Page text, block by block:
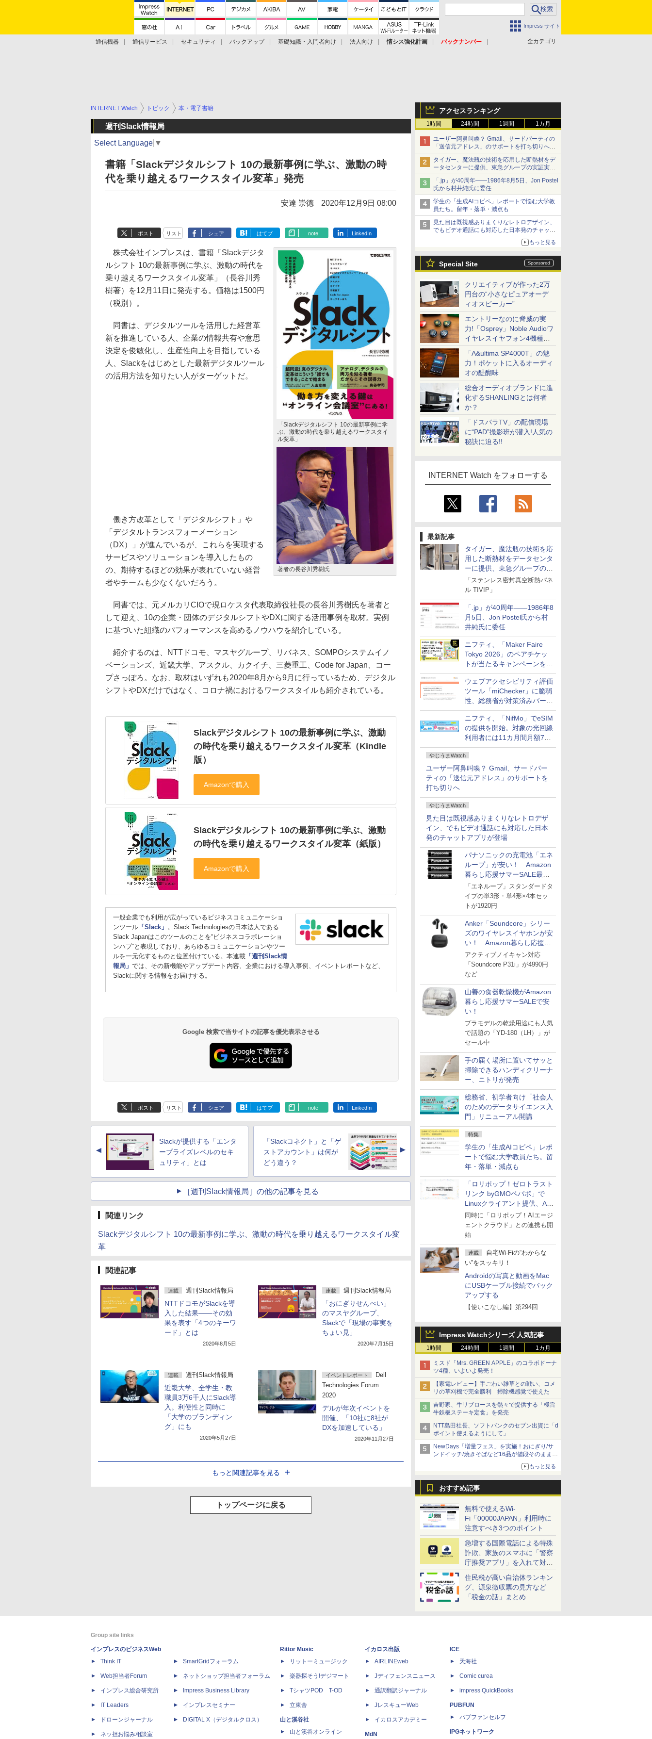
Impress サイト
全カテゴリ
通信機器 通信サービス セキュリティ バックアップ 基礎知識・入門者向け 法人向け 情シス強化計画
バックナンバー
アクセスランキング
1時間 24時間 1週間 1カ月
ユーザー阿鼻叫喚？ Gmail、サードパーティの
「送信元アドレス」のサポートを打ち切りへ
【やじうまWatch】
タイガー、魔法瓶の技術を応用した断熱材をデ
ータセンターに提供、東急グループの実証実験
で 「ステンレス密封真空断熱パネル TIVIP」
「.jp」が40周年――1986年8月5日、Jon Postel
氏から村井純氏に委任
学生の「生成AIコピペ」レポートで悩む大学教
員たち。留年・落単・減点も
見た目は既視感ありまくりなレトロデザイン、
でもビデオ通話にも対応した日本発のチャット
もっと見る
Special Site
クリエイティブが作った2万
円台の“小さなピュアオーデ
ィオスピーカー”
エントリーなのに脅威の実
力!「Osprey」Noble Audioワ
イヤレスイヤフォン4機種を
一気に聴く
「A&ultima SP4000T」の魅
力！ポケットに入るオーディ
オの醍醐味
総合オーディオブランドに進
化するSHANLINGとは何者
か？
「ドスパラTV」の配信現場
に“PAD”撮影班が潜入!人気の
秘訣に迫る!!
INTERNET Watch をフォローする
最新記事
タイガー、魔法瓶の技術を応
用した断熱材をデータセンタ
ーに提供、東急グループの実
証実験で
「ステンレス密封真空断熱パネ
ル TIVIP」
「.jp」が40周年――1986年8
月5日、Jon Postel氏から村
井純氏に委任
ニフティ、「Maker Faire
Tokyo 2026」のペアチケッ
トが当たるキャンペーンをX
で実施。8月16日まで
ウェブアクセシビリティ評価
ツール「miChecker」に脆弱
性、総務省が対策済みバージ
ョンへの更新を呼び掛け
ニフティ、「NifMo」でeSIM
の提供を開始。対象の光回線
利用者には11カ月間月額770
円割引のキャンペーン
やじうまWatch
ユーザー阿鼻叫喚？ Gmail、サードパー
ティの「送信元アドレス」のサポートを
打ち切りへ
やじうまWatch
見た目は既視感ありまくりなレトロデザ
イン、でもビデオ通話にも対応した日本
発のチャットアプリが登場
パナソニックの充電池「エネ
ループ」が安い！ Amazon
暮らし応援サマーSALE最終
日
「エネループ」スタンダードタ
イプの単3形・単4形×4本セッ
トが1920円
Anker「Soundcore」シリー
ズのワイヤレスイヤホンが安
い！ Amazon暮らし応援サ
マーSALE
アクティブノイキャン対応
「Soundcore P31i」が4990円
など
山善の食器乾燥機がAmazon
暮らし応援サマーSALEで安
い！
プラモデルの乾燥用途にも人気
で話題の「YD-180（LH）」が
セール中
手の届く場所に置いてサッと
掃除できるハンディクリーナ
ー、ニトリが発売
総務省、初学者向け「社会人
のためのデータサイエンス入
門」リニューアル開講
特集
学生の「生成AIコピペ」レポ
ートで悩む大学教員たち。留
年・落単・減点も
「ロリポップ！ゼロトラスト
リンク byGMOペパボ」で
Linuxクライアント提供、AI
エージェントの接続が容易に
同時に「ロリポップ！AIエージ
ェントクラウド」との連携も開
始
連載
自宅Wi-Fiの“わからな
い”をスッキリ！
Androidの写真と動画をMac
にUSBケーブル接続でバック
アップする
【使いこなし編】第294回
Impress Watchシリーズ 人気記事
1時間 24時間 1週間 1カ月
ミスド「Mrs. GREEN APPLE」のコラボドーナ
ツ4種、いよいよ発売！
【家電レビュー】手ごわい雑草との戦い、コメ
リの草刈機で完全勝利 掃除機感覚で使えた
吉野家、牛リブロースを熱々で提供する「極旨
牛鉄板ステーキ定食」を発売
NTT島田社長、ソフトバンクのセブン出資に「d
ポイント使えるようにして」
NewDays「増量フェス」を実施！おにぎり/サ
ンドイッチ/焼きそばなど16品が値段そのままで
もっと見る
おすすめ記事
無料で使えるWi-
Fi「00000JAPAN」利用時に
注意すべき3つのポイント
急増する国際電話による特殊
詐欺、家族のスマホに「警察
庁推奨アプリ」を入れて対策
しよう！
住民税が高い自治体ランキン
グ、源泉徴収票の見方など
「税金の話」まとめ
INTERNET Watch トピック 本・電子書籍
週刊Slack情報局
Select Language ▼
書籍「Slackデジタルシフト 10の最新事例に学ぶ、激動の時
代を乗り越えるワークスタイル変革」発売
安達 崇徳 2020年12月9日 08:00
ポスト リスト シェア はてブ note LinkedIn
「Slackデジタルシフト 10の最新事例に学
ぶ、激動の時代を乗り越えるワークスタイ
ル変革」
著者の長谷川秀樹氏
株式会社インプレスは、書籍「Slackデジタ
ルシフト 10の最新事例に学ぶ、激動の時代を
乗り越えるワークスタイル変革」（長谷川秀
樹著）を12月11日に発売する。価格は1500円
（税別）。
同書は、デジタルツールを活用した経営革
新を推進している人、企業の情報共有や意思
決定を俊敏化し、生産性向上を目指している
人、Slackをはじめとした最新デジタルツール
の活用方法を知りたい人がターゲットだ。
働き方改革として「デジタルシフト」や
「デジタルトランスフォーメーション
（DX）」が進んでいるが、これらを実現する
サービスやソリューションを導入したもの
の、期待するほどの効果が表れていない経営
者やチームも少なくないだろう。
同書では、元メルカリCIOで現ロケスタ代表取締役社長の長谷川秀樹氏を著者と
して迎え、10の企業・団体のデジタルシフトやDXに関する活用事例を取材。実例
に基づいた組織のパフォーマンスを高めるノウハウを紹介している。
紹介するのは、NTTドコモ、マスヤグループ、リバネス、SOMPOシステムイノ
ベーションズ、近畿大学、アスクル、カクイチ、三菱重工、Code for Japan、コー
プさっぽろ。なお、取材はいずれも2020年8月から9月に行っているため、デジタル
シフトやDXだけではなく、コロナ禍におけるワークスタイルも紹介されている。
Slackデジタルシフト 10の最新事例に学ぶ、激動
の時代を乗り越えるワークスタイル変革（Kindle
版）
Slackデジタルシフト 10の最新事例に学ぶ、激動
の時代を乗り越えるワークスタイル変革（紙版）
一般企業でも利用が広がっているビジネスコミュニケーショ
ンツール 「Slack」 。Slack Technologiesの日本法人である
Slack Japanはこのツールのことを“ビジネスコラボレーショ
ンハブ”と表現しており、あらゆるコミュニケーションやツー
ルを一元化するものと位置付けている。本連載 「週刊Slack情
報局」 では、その新機能やアップデート内容、企業における導入事例、イベントレポートなど、
Slackに関する情報をお届けする。
Google 検索で当サイトの記事を優先表示させる
ポスト リスト シェア はてブ note LinkedIn
▲
Slackが提供する「エンタ
ープライズレベルのセキ
ュリティ」とは
「Slackコネクト」と「ゲ
ストアカウント」は何が
どう違う？
▲
［週刊Slack情報局］の他の記事を見る
関連リンク
Slackデジタルシフト 10の最新事例に学ぶ、激動の時代を乗り越えるワークスタイル変
革
関連記事
連載 週刊Slack情報局
NTTドコモがSlackを導
入した結果――その効
果を表す「4つのキーワ
ード」とは
2020年8月5日
連載 週刊Slack情報局
「おにぎりせんべい」
のマスヤグループ、
Slackで「現場の事実を
ちょい見」
2020年7月15日
連載 週刊Slack情報局
近畿大学、全学生・教
職員3万6千人にSlack導
入。利便性と同時に
「大学のブランディン
グ」にも
2020年5月27日
イベントレポート
Dell
Technologies Forum
2020
デルが年次イベントを
開催、「10社に8社が
DXを加速している」
2020年11月27日
もっと関連記事を見る
トップページに戻る
Group site links
インプレスのビジネスWeb
Think IT
Web担当者Forum
インプレス総合研究所
IT Leaders
ドローンジャーナル
ネッ担お悩み相談室
SmartGridフォーラム
ネットショップ担当者フォーラム
Impress Business Library
インプレスセミナー
DIGITAL X（デジタルクロス）
Rittor Music
リットーミュージック
楽器探そう!デジマート
TシャツPOD T-OD
立東舎
山と溪谷社
山と溪谷オンライン
イカロス出版
AIRLINEweb
Jディフェンスニュース
通訳翻訳ジャーナル
JレスキューWeb
イカロスアカデミー
MdN
ICE
天海社
Comic curea
impress QuickBooks
PUBFUN
パブファンセルフ
IPGネットワーク